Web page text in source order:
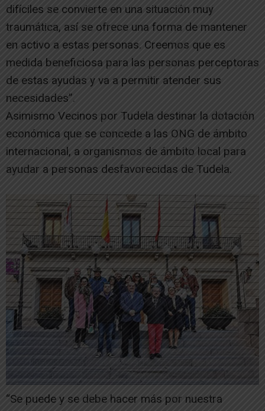
difíciles se convierte en una situación muy
traumática, así se ofrece una forma de mantener
en activo a estas personas. Creemos que es
medida beneficiosa para las personas perceptoras
de estas ayudas y va a permitir atender sus
necesidades”.
Asimismo Vecinos por Tudela destinar la dotación
económica que se concede a las ONG de ámbito
internacional, a organismos de ámbito local para
ayudar a personas desfavorecidas de Tudela.
“Se puede y se debe hacer más por nuestra